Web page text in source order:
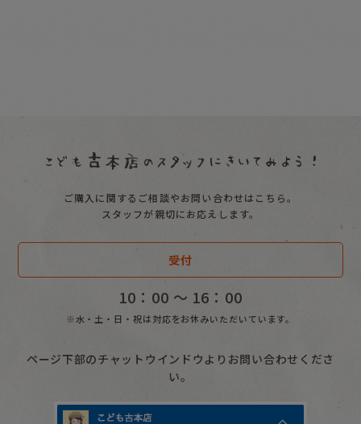
ご購入に関するご相談やお問い合わせはこちら。
スタッフが親切にお応えします。
受付
10：00 〜 16：00
※水・土・日・祝は対応をお休みいただいています。
ページ下部のチャットウインドウよりお問い合わせくださ
い。